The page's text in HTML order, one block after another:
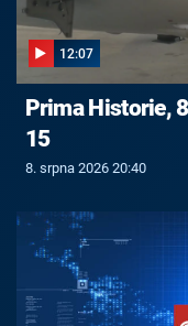
12:07
Prima Historie,
15
8. srpna 2026 20:40